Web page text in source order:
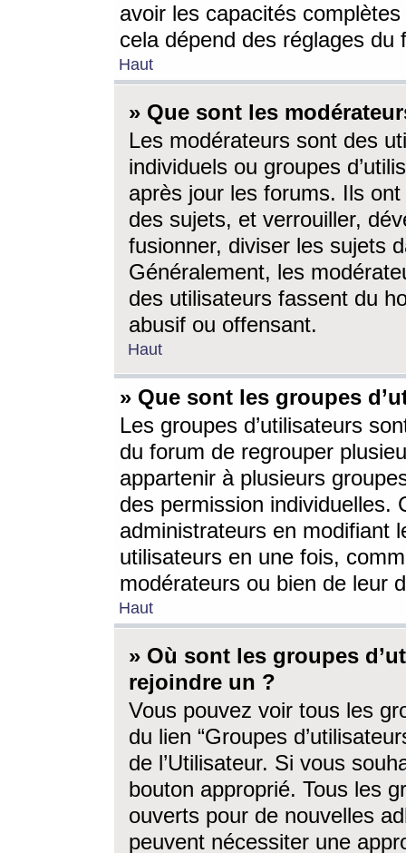
avoir les capacités
cela dépend des réglages du
Haut
» Que sont les
Les modérateurs sont des
individuels ou groupes
après jour les forums. Ils ont
des sujets, et verrouiller,
fusionner, diviser les sujets
Généralement, les
des utilisateurs fassent du
abusif ou offensant.
Haut
» Que sont les groupes
Les groupes d’utilisateurs
du forum de regrouper
appartenir à plusieurs
des permission individuelles.
administrateurs en modifiant
utilisateurs en une fois,
modérateurs ou bien de leur
Haut
» Où sont les groupes
rejoindre un ?
Vous pouvez voir tous les
du lien “Groupes
de l’Utilisateur. Si vous
bouton approprié. Tous les
ouverts pour de nouvelles
peuvent nécessiter une